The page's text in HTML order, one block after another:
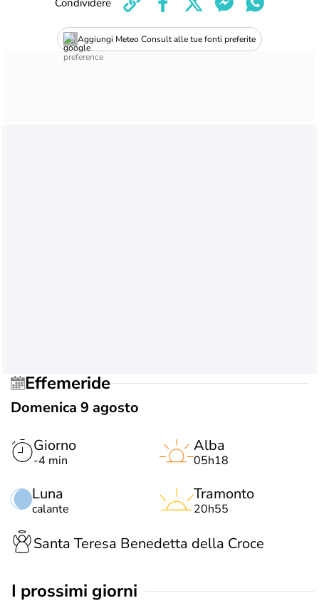
Aggiungi Meteo Consult alle tue fonti preferite
Condividere
Effemeride
Domenica 9 agosto
Giorno
-4 min
Luna
calante
Alba
05h18
Tramonto
20h55
Santa Teresa Benedetta della Croce
i prossimi giorni